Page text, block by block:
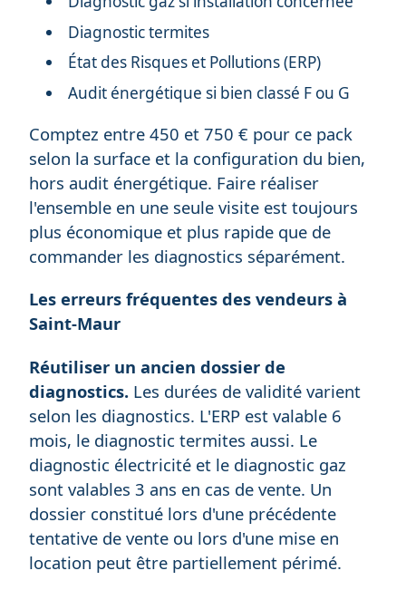
Diagnostic termites
État des Risques et Pollutions (ERP)
Audit énergétique si bien classé F ou G
Comptez entre 450 et 750 € pour ce pack
selon la surface et la configuration du bien,
hors audit énergétique. Faire réaliser
l'ensemble en une seule visite est toujours
plus économique et plus rapide que de
commander les diagnostics séparément.
Les erreurs fréquentes des vendeurs à
Saint-Maur
Réutiliser un ancien dossier de
diagnostics. Les durées de validité varient
selon les diagnostics. L'ERP est valable 6
mois, le diagnostic termites aussi. Le
diagnostic électricité et le diagnostic gaz
sont valables 3 ans en cas de vente. Un
dossier constitué lors d'une précédente
tentative de vente ou lors d'une mise en
location peut être partiellement périmé.